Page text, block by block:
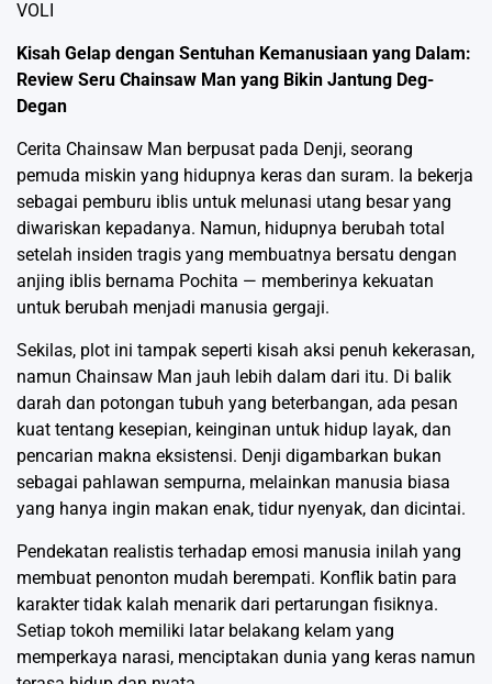
VOLI
Kisah Gelap dengan Sentuhan Kemanusiaan yang Dalam:
Review Seru Chainsaw Man yang Bikin Jantung Deg-
Degan
Cerita Chainsaw Man berpusat pada Denji, seorang
pemuda miskin yang hidupnya keras dan suram. Ia bekerja
sebagai pemburu iblis untuk melunasi utang besar yang
diwariskan kepadanya. Namun, hidupnya berubah total
setelah insiden tragis yang membuatnya bersatu dengan
anjing iblis bernama Pochita — memberinya kekuatan
untuk berubah menjadi manusia gergaji.
Sekilas, plot ini tampak seperti kisah aksi penuh kekerasan,
namun Chainsaw Man jauh lebih dalam dari itu. Di balik
darah dan potongan tubuh yang beterbangan, ada pesan
kuat tentang kesepian, keinginan untuk hidup layak, dan
pencarian makna eksistensi. Denji digambarkan bukan
sebagai pahlawan sempurna, melainkan manusia biasa
yang hanya ingin makan enak, tidur nyenyak, dan dicintai.
Pendekatan realistis terhadap emosi manusia inilah yang
membuat penonton mudah berempati. Konflik batin para
karakter tidak kalah menarik dari pertarungan fisiknya.
Setiap tokoh memiliki latar belakang kelam yang
memperkaya narasi, menciptakan dunia yang keras namun